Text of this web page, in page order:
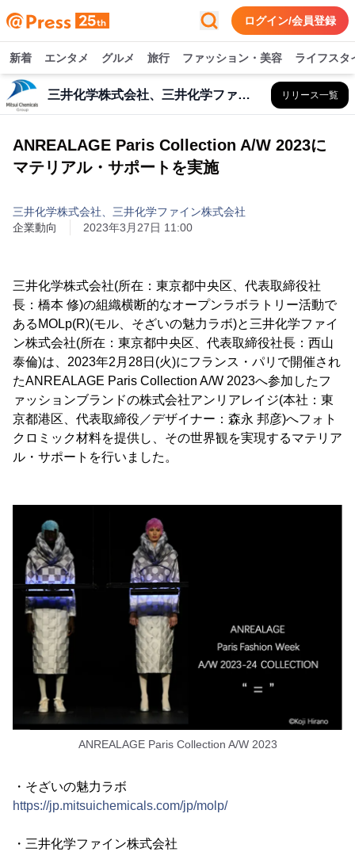
ログイン/会員登録
新着 エンタメ グルメ 旅行 ファッション・美容 ライフスタ
三井化学株式会社、三井化学ファイン株式会社 リリース一覧
ANREALAGE Paris Collection A/W 2023に
マテリアル・サポートを実施
三井化学株式会社、三井化学ファイン株式会社
企業動向
2023年3月27日 11:00
三井化学株式会社(所在：東京都中央区、代表取締役社
長：橋本 修)の組織横断的なオープンラボラトリー活動で
あるMOLp(R)(モル、そざいの魅力ラボ)と三井化学ファイ
ン株式会社(所在：東京都中央区、代表取締役社長：西山
泰倫)は、2023年2月28日(火)にフランス・パリで開催され
たANREALAGE Paris Collection A/W 2023へ参加したフ
ァッションブランドの株式会社アンリアレイジ(本社：東
京都港区、代表取締役／デザイナー：森永 邦彦)へフォト
クロミック材料を提供し、その世界観を実現するマテリア
ル・サポートを行いました。
ANREALAGE Paris Collection A/W 2023
・そざいの魅力ラボ
https://jp.mitsuichemicals.com/jp/molp/
・三井化学ファイン株式会社